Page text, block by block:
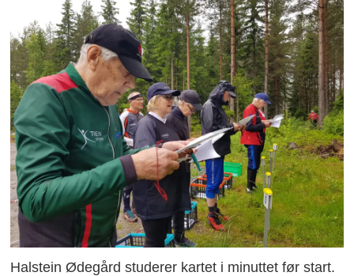
Halstein Ødegård studerer kartet i minuttet før start.